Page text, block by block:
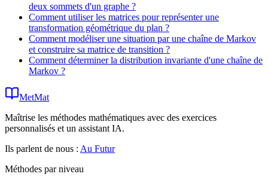
deux sommets d'un graphe ?
Comment utiliser les matrices pour représenter une
transformation géométrique du plan ?
Comment modéliser une situation par une chaîne de Markov
et construire sa matrice de transition ?
Comment déterminer la distribution invariante d'une chaîne de
Markov ?
MetMat
Maîtrise les méthodes mathématiques avec des exercices
personnalisés et un assistant IA.
Ils parlent de nous : Au Futur
Méthodes par niveau